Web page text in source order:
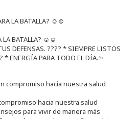
LA BATALLA? ☺️☺️
DEFENSAS. ????️ * SIEMPRE LISTOS
* ENERGÍA PARA TODO EL DÍA.✨
hacia nuestra salud
para vivir de manera más